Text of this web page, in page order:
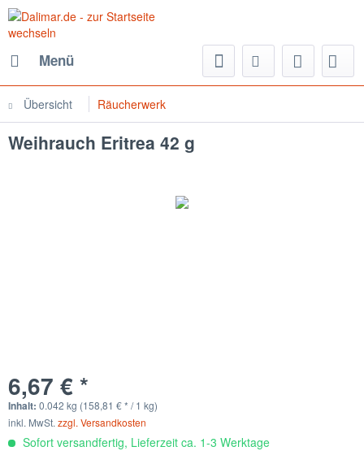
Menü
Übersicht Räucherwerk
Weihrauch Eritrea 42 g
6,67 € *
Inhalt: 0.042 kg (158,81 € * / 1 kg)
inkl. MwSt. zzgl. Versandkosten
Sofort versandfertig, Lieferzeit ca. 1-3 Werktage